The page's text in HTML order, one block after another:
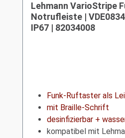
Lehmann VarioStripe
Notrufleiste | VDE0834
IP67 | 82034008
Funk-Ruftaster als
mit Braille-Schrift
desinfizierbar +
kompatibel mit